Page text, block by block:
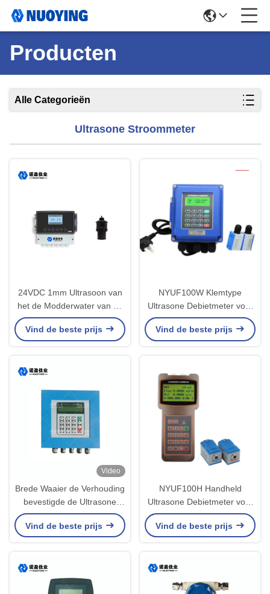
Producten
Alle Categorieën
Ultrasone Stroommeter
24VDC 1mm Ultrasoon van
het de Modderwater van de
Niveauzender de
Interfaceinstrument
Vind de beste prijs
NYUF100W Klemtype
Ultrasone Debietmeter voor
Debiet- en Warmtemeting
Vind de beste prijs
Video
Brede Waaier de Verhouding
bevestigde de Ultrasone
Hoge Precisie NYCL van de
Stroommeter - 100G
Vind de beste prijs
NYUF100H Handheld
Ultrasone Debietmeter voor
DN32 tot DN6000 Pijpleiding
Vind de beste prijs